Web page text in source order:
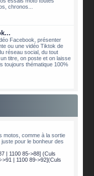
chronos...
Facebook, présenter
ou une vidéo Tiktok de
réseau social, du tout
titre, on poste et on laisse
toujours thématique 100%
motos, comme à la sortie
pour le bonheur des
| 1100 85->88] (Culs
| 1100 89->92](Culs